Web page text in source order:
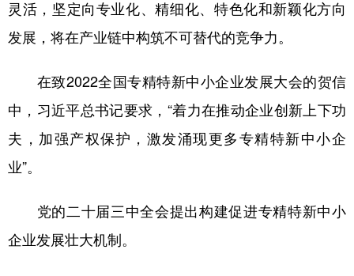
灵活，坚定向专业化、精细化、特色化和新颖化方向
发展，将在产业链中构筑不可替代的竞争力。
在致2022全国专精特新中小企业发展大会的贺信
中，习近平总书记要求，“着力在推动企业创新上下功
夫，加强产权保护，激发涌现更多专精特新中小企
业”。
党的二十届三中全会提出构建促进专精特新中小
企业发展壮大机制。